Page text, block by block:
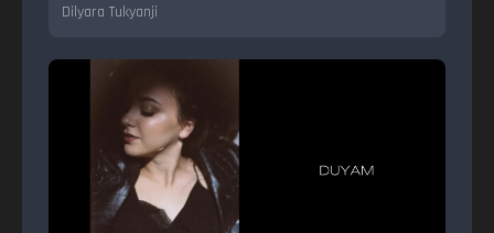
Dilyara Tukyanji